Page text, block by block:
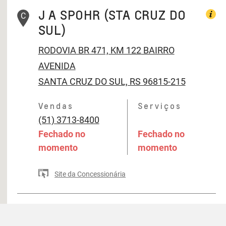
C
J A SPOHR (STA CRUZ DO
SUL)
RODOVIA BR 471, KM 122BAIRRO
AVENIDA
SANTA CRUZ DO SUL, RS 96815-215
Vendas
(51) 3713-8400
Fechado no
momento
Serviços
Fechado no
momento
Site da Concessionária